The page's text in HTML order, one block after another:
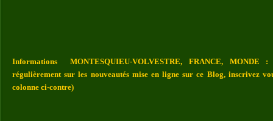
Informations MONTESQUIEU-VOLVESTRE, FRANCE, MONDE
régulièrement sur les nouveautés mise en ligne sur ce Blog, inscrivez
colonne ci-contre)